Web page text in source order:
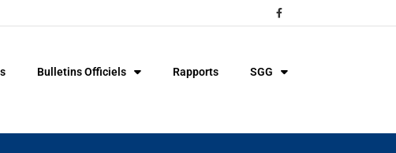
Bulletins Officiels Rapports SGG